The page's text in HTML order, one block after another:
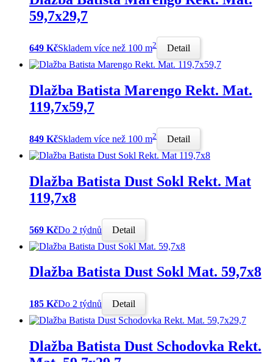
59,7x29,7
649 KčSkladem více než 100 m2 Detail
Dlažba Batista Marengo Rekt. Mat.
119,7x59,7
849 KčSkladem více než 100 m2 Detail
Dlažba Batista Dust Sokl Rekt. Mat
119,7x8
569 KčDo 2 týdnů Detail
Dlažba Batista Dust Sokl Mat. 59,7x8
185 KčDo 2 týdnů Detail
Dlažba Batista Dust Schodovka Rekt.